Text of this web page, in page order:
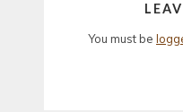
You must be